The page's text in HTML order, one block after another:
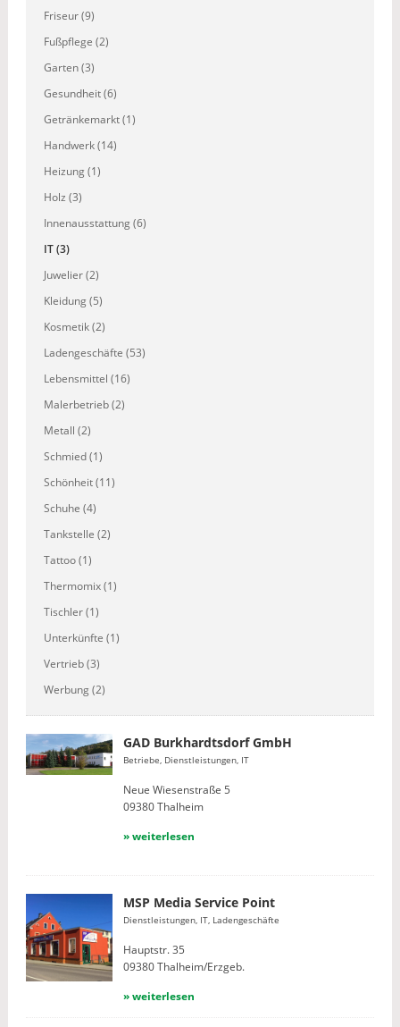
Friseur (9)
Fußpflege (2)
Garten (3)
Gesundheit (6)
Getränkemarkt (1)
Handwerk (14)
Heizung (1)
Holz (3)
Innenausstattung (6)
IT (3)
Juwelier (2)
Kleidung (5)
Kosmetik (2)
Ladengeschäfte (53)
Lebensmittel (16)
Malerbetrieb (2)
Metall (2)
Schmied (1)
Schönheit (11)
Schuhe (4)
Tankstelle (2)
Tattoo (1)
Thermomix (1)
Tischler (1)
Unterkünfte (1)
Vertrieb (3)
Werbung (2)
GAD Burkhardtsdorf GmbH
Betriebe, Dienstleistungen, IT
Neue Wiesenstraße 5
09380 Thalheim
» weiterlesen
MSP Media Service Point
Dienstleistungen, IT, Ladengeschäfte
Hauptstr. 35
09380 Thalheim/Erzgeb.
» weiterlesen